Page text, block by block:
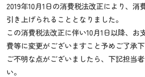
2019年10月1日の消費税法改正により、消
引き上げられることとなりました。
この消費税法改正に伴い10月1日以降、お
費等に変更がございますこと予めご了承下
ご不明な点がございましたら、下記担当
い。